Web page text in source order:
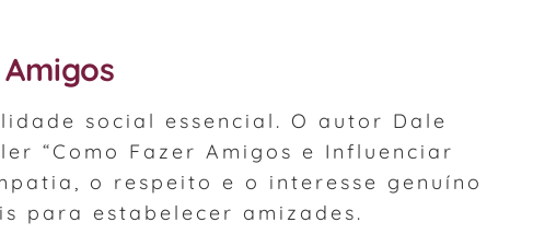
social essencial. O autor Dale
“Como Fazer Amigos e Influenciar
o respeito e o interesse genuíno
para estabelecer amizades.